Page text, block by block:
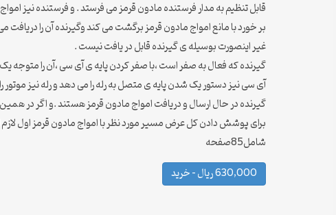
قابل تنظیم به مدار فرستنده مادون قرمز می فرستد . و فرستنده نیز
بر خورد با مانع امواج مادون قرمز برگشت می کند وگیرنده آن را دریافت
غیر اینصورت بوسیله ی گیرنده قابل در یافت نیست .
گیرنده که فعال به صفر است ،با صفر کردن پایه ی آی سی ،آن را متوجه
گیرنده در حال ارسال و دریافت امواج مادون قرمز هستند .و اگر در همین زمان هم جسم
برای پوشش دادن کل عرض مسیر مورد نظر با امواج مادون قرمز اول لازم
شامل85صفحه
630,000 ریال – خرید